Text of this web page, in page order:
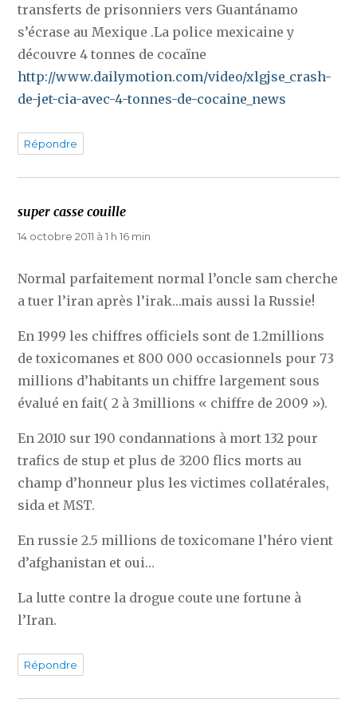
transferts de prisonniers vers Guantánamo
s’écrase au Mexique .La police mexicaine y
découvre 4 tonnes de cocaïne
http://www.dailymotion.com/video/xlgjse_crash-
de-jet-cia-avec-4-tonnes-de-cocaine_news
Répondre
super casse couille
14 octobre 2011 à 1 h 16 min
Normal parfaitement normal l’oncle sam cherche
a tuer l’iran après l’irak…mais aussi la Russie!
En 1999 les chiffres officiels sont de 1.2millions
de toxicomanes et 800 000 occasionnels pour 73
millions d’habitants un chiffre largement sous
évalué en fait( 2 à 3millions « chiffre de 2009 »).
En 2010 sur 190 condannations à mort 132 pour
trafics de stup et plus de 3200 flics morts au
champ d’honneur plus les victimes collatérales,
sida et MST.
En russie 2.5 millions de toxicomane l’héro vient
d’afghanistan et oui…
La lutte contre la drogue coute une fortune à
l’Iran.
Répondre